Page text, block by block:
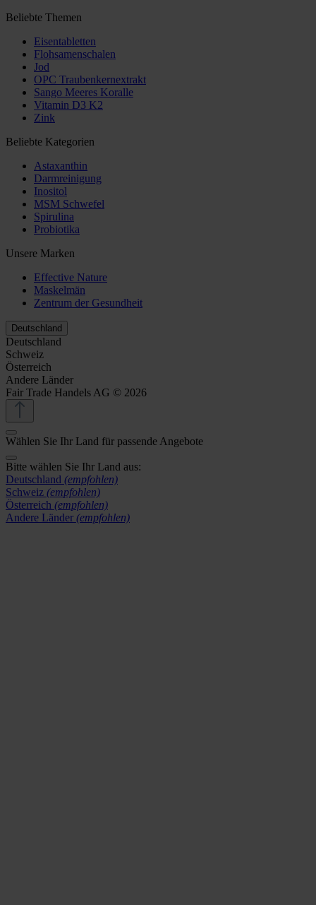
Beliebte Themen
Eisentabletten
Flohsamenschalen
Jod
OPC Traubenkernextrakt
Sango Meeres Koralle
Vitamin D3 K2
Zink
Beliebte Kategorien
Astaxanthin
Darmreinigung
Inositol
MSM Schwefel
Spirulina
Probiotika
Unsere Marken
Effective Nature
Maskelmän
Zentrum der Gesundheit
Deutschland
Deutschland
Schweiz
Österreich
Andere Länder
Fair Trade Handels AG © 2026
Wählen Sie Ihr Land für passende Angebote
Bitte wählen Sie Ihr Land aus:
Deutschland (empfohlen)
Schweiz (empfohlen)
Österreich (empfohlen)
Andere Länder (empfohlen)